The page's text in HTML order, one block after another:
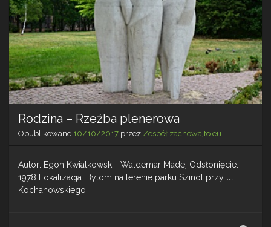
Rodzina – Rzeźba plenerowa
Opublikowane 10/10/2017 przez Zespół zachowajto.eu
Autor: Egon Kwiatkowski i Waldemar Madej Odsłonięcie:
1978 Lokalizacja: Bytom na terenie parku Szinol przy ul.
Kochanowskiego